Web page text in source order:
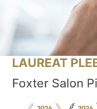
LAUREAT
Foxter Salon